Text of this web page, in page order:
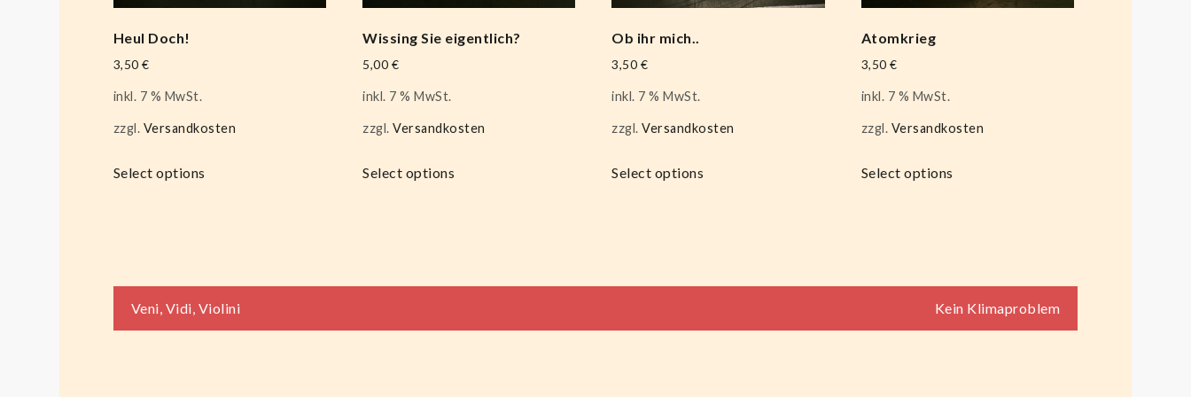
Heul Doch!
3,50€
inkl. 7 % MwSt.
zzgl. Versandkosten
Select options
Wissing Sie eigentlich?
5,00 €
inkl. 7 % MwSt.
zzgl.Versandkosten
Select options
Ob ihr mich..
3,50 €
inkl. 7 % MwSt.
zzgl.Versandkosten
Select options
Atomkrieg
3,50€
inkl. 7 % MwSt.
zzgl. Versandkosten
Select options
Beitragsnavigation
Veni, Vidi, Violini Kein Klimaproblem